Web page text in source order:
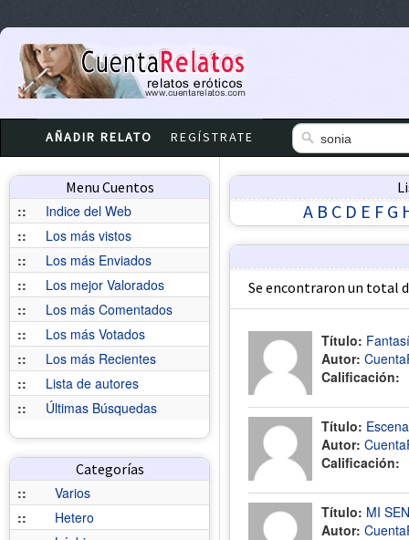
AÑADIR RELATO REGÍSTRATE
Menu Cuentos
::
Indice del Web
::
Los más vistos
::
Los más Enviados
::
Los mejor Valorados
::
Los más Comentados
::
Los más Votados
::
Los más Recientes
::
Lista de autores
::
Últimas Búsquedas
Categorías
::
Varios
::
Hetero
A B C D E F G
Se encontraron un total
Título:
Autor:
Calificación:
Título:
Autor:
Calificación:
Título: MI
Autor: